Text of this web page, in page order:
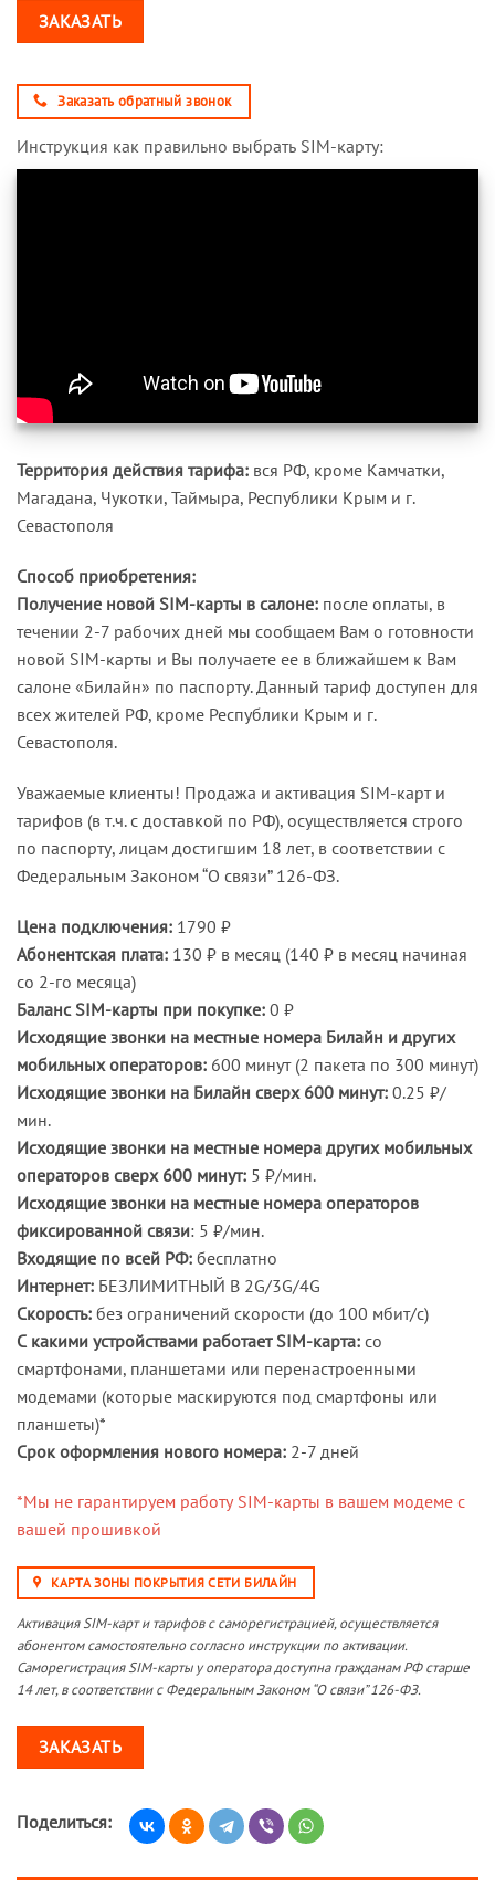
ЗАКАЗАТЬ
Заказать обратный звонок
Инструкция как правильно выбрать SIM-карту:
Территория действия тарифа: вся РФ, кроме Камчатки,
Магадана, Чукотки, Таймыра, Республики Крым и г.
Севастополя
Способ приобретения:
Получение новой SIM-карты в салоне: после оплаты, в
течении 2-7 рабочих дней мы сообщаем Вам о готовности
новой SIM-карты и Вы получаете ее в ближайшем к Вам
салоне «Билайн» по паспорту. Данный тариф доступен для
всех жителей РФ, кроме Республики Крым и г.
Севастополя.
Уважаемые клиенты! Продажа и активация SIM-карт и
тарифов (в т.ч. с доставкой по РФ), осуществляется строго
по паспорту, лицам достигшим 18 лет, в соответствии с
Федеральным Законом “О связи” 126-ФЗ.
Цена подключения: 1790 ₽
Абонентская плата: 130 ₽ в месяц (140 ₽ в месяц начиная
со 2-го месяца)
Баланс SIM-карты при покупке: 0 ₽
Исходящие звонки на местные номера Билайн и других
мобильных операторов: 600 минут (2 пакета по 300 минут)
Исходящие звонки на Билайн сверх 600 минут: 0.25 ₽/
мин.
Исходящие звонки на местные номера других мобильных
операторов сверх 600 минут: 5 ₽/мин.
Исходящие звонки на местные номера операторов
фиксированной связи: 5 ₽/мин.
Входящие по всей РФ: бесплатно
Интернет: БЕЗЛИМИТНЫЙ В 2G/3G/4G
Скорость: без ограничений скорости (до 100 мбит/с)
С какими устройствами работает SIM-карта: со
смартфонами, планшетами или перенастроенными
модемами (которые маскируются под смартфоны или
планшеты)*
Срок оформления нового номера: 2-7 дней
*Мы не гарантируем работу SIM-карты в вашем модеме с
вашей прошивкой
КАРТА ЗОНЫ ПОКРЫТИЯ СЕТИ БИЛАЙН
Активация SIM-карт и тарифов с саморегистрацией, осуществляется
абонентом самостоятельно согласно инструкции по активации.
Саморегистрация SIM-карты у оператора доступна гражданам РФ старше
14 лет, в соответствии с Федеральным Законом “О связи” 126-ФЗ.
ЗАКАЗАТЬ
Поделиться: